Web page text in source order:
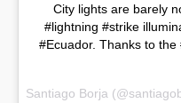
City lights are barely
#lightning #strike
#Ecuador. Thanks to
Santiago Borja